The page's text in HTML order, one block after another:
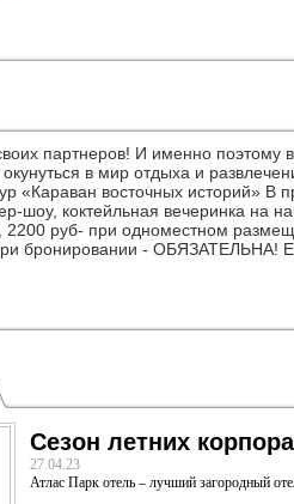
партнеров! И именно
окунуться в мир отдыха и
«Караван восточных историй»
шоу, коктейльная вечеринка на
руб- при одноместном
бронировании - ОБЯЗАТЕЛЬНА!
Сезон летних
27.04.23
Атлас Парк отель – лучший загородный